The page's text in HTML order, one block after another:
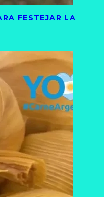
FESTEJAR LA